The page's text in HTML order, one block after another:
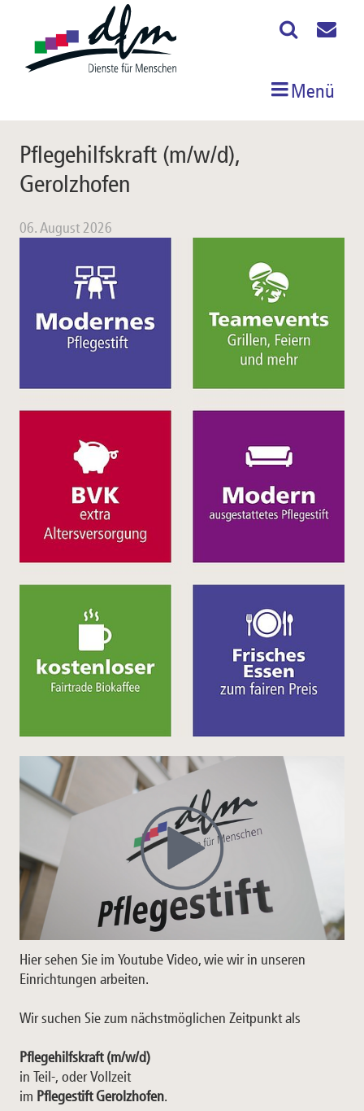
Menü
Pflegehilfskraft (m/w/d),
Gerolzhofen
06. August 2026
Hier sehen Sie im Youtube Video, wie wir in unseren
Einrichtungen arbeiten.
Wir suchen Sie zum nächstmöglichen Zeitpunkt als
Pflegehilfskraft (m/w/d)
in Teil-, oder Vollzeit
im Pflegestift Gerolzhofen.